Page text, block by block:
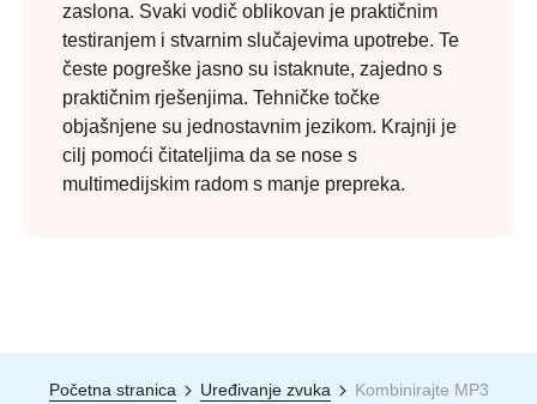
zaslona. Svaki vodič oblikovan je praktičnim
testiranjem i stvarnim slučajevima upotrebe. Te
česte pogreške jasno su istaknute, zajedno s
praktičnim rješenjima. Tehničke točke
objašnjene su jednostavnim jezikom. Krajnji je
cilj pomoći čitateljima da se nose s
multimedijskim radom s manje prepreka.
Početna stranica Uređivanje zvuka
Kombinirajte MP3